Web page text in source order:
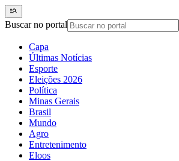
Buscar no portal
Capa
Últimas Notícias
Esporte
Eleições 2026
Política
Minas Gerais
Brasil
Mundo
Agro
Entretenimento
Eloos